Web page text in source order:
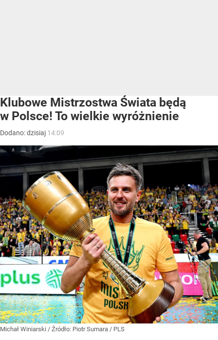
Klubowe Mistrzostwa Świata będą
w Polsce! To wielkie wyróżnienie
Dodano:dzisiaj 14:09
Michał Winiarski / Źródło: Piotr Sumara / PLS